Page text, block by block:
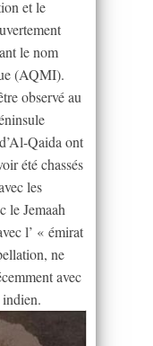
et le
le nom
(AQMI).
observé au
Qaida ont
été chassés
les
le Jemaah
l’ « émirat
ne
avec